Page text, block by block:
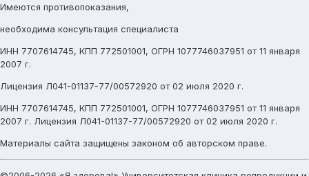
Имеются противопоказания,
необходима консультация специалиста
ИНН 7707614745, КПП 772501001, ОГРН 1077746037951 от 11 января
2007 г.
Лицензия Л041-01137-77/00572920 от 02 июля 2020 г.
ИНН 7707614745, КПП 772501001, ОГРН 1077746037951 от 11 января
2007 г. Лицензия Л041-01137-77/00572920 от 02 июля 2020 г.
Материалы сайта защищены законом об авторском праве.